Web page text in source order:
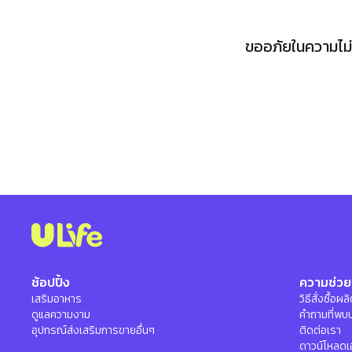
ขออภัยในความ
ช้อปปิ้ง
เสริมอาหาร
ดูแลความงาม
อุปกรณ์ส่งเสริมการขายอื่นๆ
ความช่ว
วิธีสั่งซื้อผ
คำถามที่พบ
ติดต่อเรา
ดาวน์โหลด